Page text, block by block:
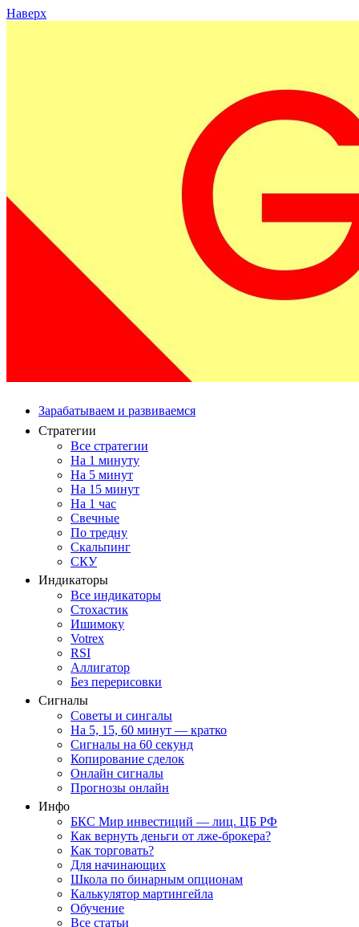
Наверх
Зарабатываем и развиваемся
Стратегии
Все стратегии
На 1 минуту
На 5 минут
На 15 минут
На 1 час
Свечные
По тредну
Скальпинг
СКУ
Индикаторы
Все индикаторы
Стохастик
Ишимоку
Votrex
RSI
Аллигатор
Без перерисовки
Сигналы
Советы и сингалы
На 5, 15, 60 минут — кратко
Сигналы на 60 секунд
Копирование сделок
Онлайн сигналы
Прогнозы онлайн
Инфо
БКС Мир инвестиций — лиц. ЦБ РФ
Как вернуть деньги от лже-брокера?
Как торговать?
Для начинающих
Школа по бинарным опционам
Калькулятор мартингейла
Обучение
Все статьи